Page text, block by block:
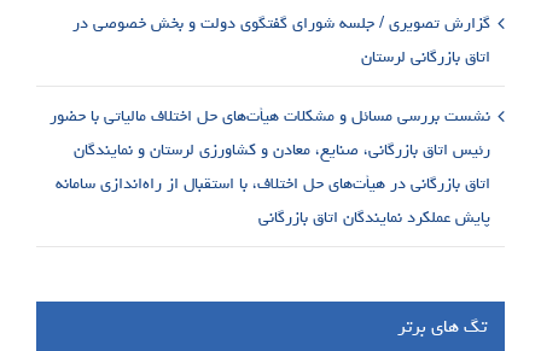
گزارش تصویری / جلسه شورای گفتگوی دولت و بخش خصوصی در
اتاق بازرگانی لرستان
نشست بررسی مسائل و مشکلات هیأت‌های حل اختلاف مالیاتی با حضور
رئیس اتاق بازرگانی، صنایع، معادن و کشاورزی لرستان و نمایندگان
اتاق بازرگانی در هیأت‌های حل اختلاف، با استقبال از راه‌اندازی سامانه
پایش عملکرد نمایندگان اتاق بازرگانی
تگ های برتر